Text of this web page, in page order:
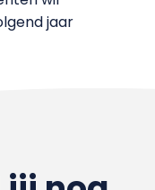
jaar